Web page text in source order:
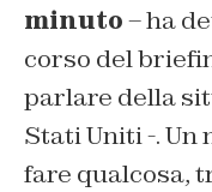
minuto– ha
corso del
parlare della
Stati Uniti -. Un
fare qualcosa,